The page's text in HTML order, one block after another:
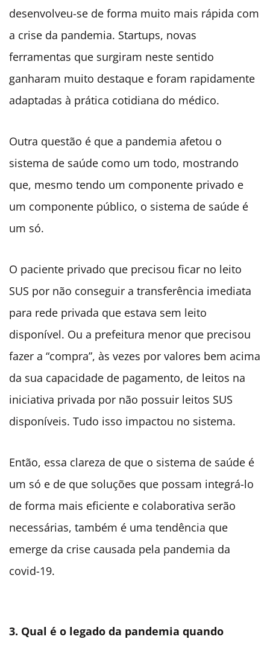
desenvolveu-se de forma muito mais rápida com
a crise da pandemia. Startups, novas
ferramentas que surgiram neste sentido
ganharam muito destaque e foram rapidamente
adaptadas à prática cotidiana do médico.
Outra questão é que a pandemia afetou o
sistema de saúde como um todo, mostrando
que, mesmo tendo um componente privado e
um componente público, o sistema de saúde é
um só.
O paciente privado que precisou ficar no leito
SUS por não conseguir a transferência imediata
para rede privada que estava sem leito
disponível. Ou a prefeitura menor que precisou
fazer a “compra”, às vezes por valores bem acima
da sua capacidade de pagamento, de leitos na
iniciativa privada por não possuir leitos SUS
disponíveis. Tudo isso impactou no sistema.
Então, essa clareza de que o sistema de saúde é
um só e de que soluções que possam integrá-lo
de forma mais eficiente e colaborativa serão
necessárias, também é uma tendência que
emerge da crise causada pela pandemia da
covid-19.
3. Qual é o legado da pandemia quando